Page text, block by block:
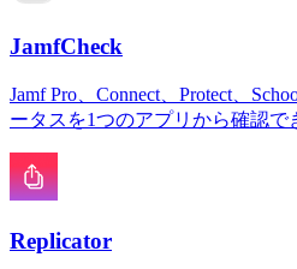
JamfCheck
Jamf Pro、Connect、Protect、
ータスを1つのアプリから確認で
Replicator